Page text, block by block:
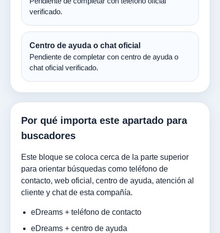
verificado.
Centro de ayuda o chat oficial
Pendiente de completar con centro de ayuda o
chat oficial verificado.
Por qué importa este apartado para
buscadores
Este bloque se coloca cerca de la parte superior
para orientar búsquedas como teléfono de
contacto, web oficial, centro de ayuda, atención al
cliente y chat de esta compañía.
eDreams + teléfono de contacto
eDreams + centro de ayuda